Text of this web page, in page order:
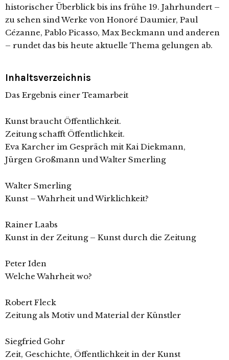
historischer Überblick bis ins frühe 19. Jahrhundert –
zu sehen sind Werke von Honoré Daumier, Paul
Cézanne, Pablo Picasso, Max Beckmann und anderen
– rundet das bis heute aktuelle Thema gelungen ab.
Inhaltsverzeichnis
Das Ergebnis einer Teamarbeit
Kunst braucht Öffentlichkeit.
Zeitung schafft Öffentlichkeit.
Eva Karcher im Gespräch mit Kai Diekmann,
Jürgen Großmann und Walter Smerling
Walter Smerling
Kunst – Wahrheit und Wirklichkeit?
Rainer Laabs
Kunst in der Zeitung – Kunst durch die Zeitung
Peter Iden
Welche Wahrheit wo?
Robert Fleck
Zeitung als Motiv und Material der Künstler
Siegfried Gohr
Zeit, Geschichte, Öffentlichkeit in der Kunst